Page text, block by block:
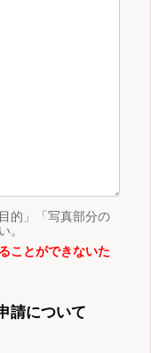
的」「写真部分の
。
ことができないた
請について